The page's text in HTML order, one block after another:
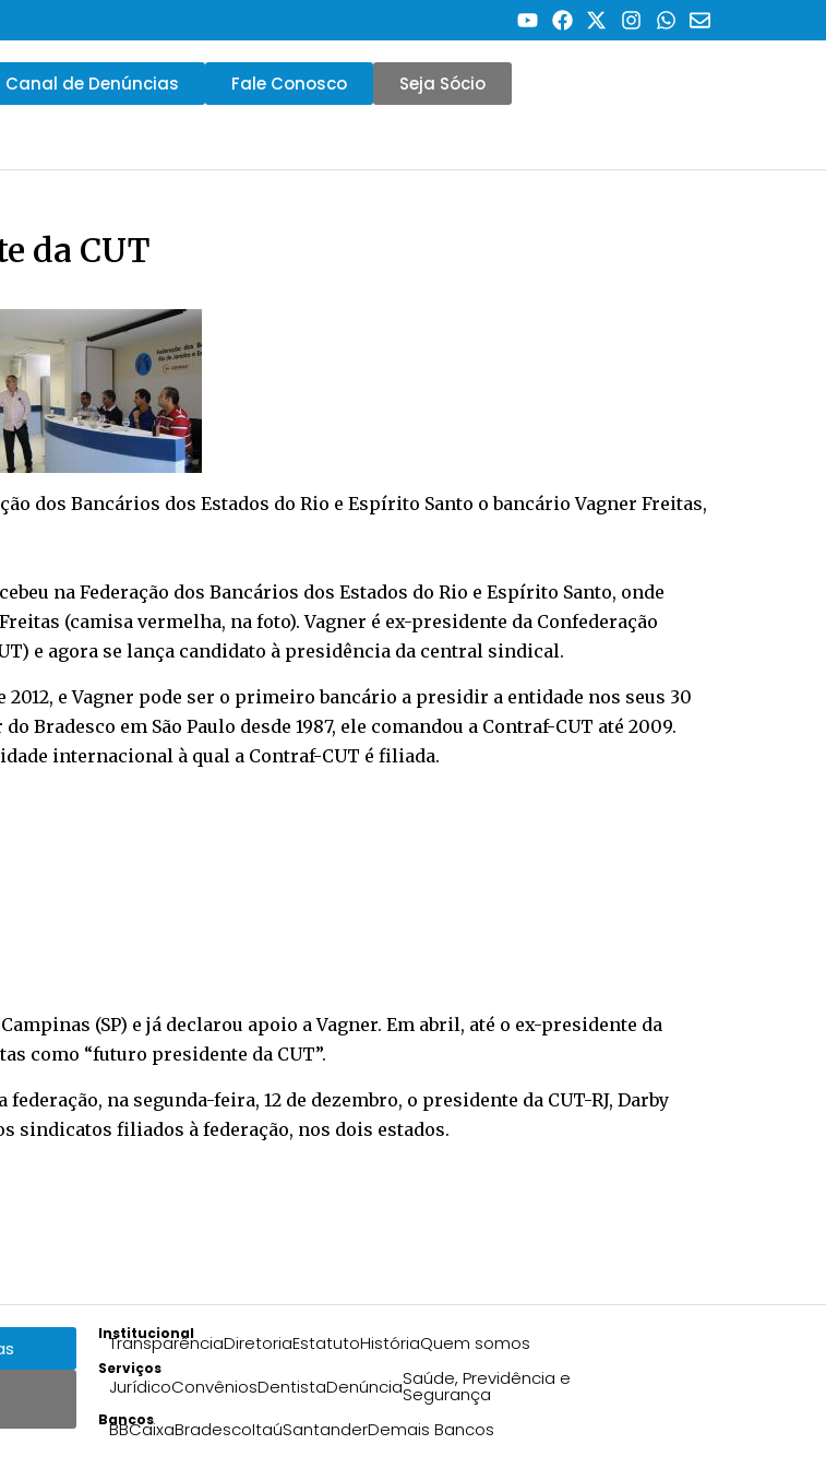
Canal de Denúncias Fale Conosco Seja Sócio
da CUT
dos Bancários dos Estados do Rio e Espírito Santo o bancário Vagner Freitas,
na Federação dos Bancários dos Estados do Rio e Espírito Santo, onde
(camisa vermelha, na foto). Vagner é ex-presidente da Confederação
e agora se lança candidato à presidência da central sindical.
e Vagner pode ser o primeiro bancário a presidir a entidade nos seus 30
Bradesco em São Paulo desde 1987, ele comandou a Contraf-CUT até 2009.
internacional à qual a Contraf-CUT é filiada.
(SP) e já declarou apoio a Vagner. Em abril, até o ex-presidente da
como “futuro presidente da CUT”.
na segunda-feira, 12 de dezembro, o presidente da CUT-RJ, Darby
sindicatos filiados à federação, nos dois estados.
Institucional
TransparênciaDiretoriaEstatutoHistóriaQuem somos
Serviços
JurídicoConvêniosDentistaDenúnciaSaúde, Previdência e
Segurança
Bancos
BBCaixaBradescoItaúSantanderDemais Bancos